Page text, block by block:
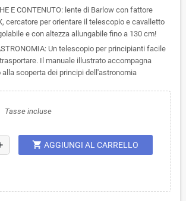
E CONTENUTO: lente di Barlow con fattore
cercatore per orientare il telescopio e cavalletto
e con altezza allungabile fino a 130 cm!
Un telescopio per principianti facile
Il manuale illustrato accompagna
alla scoperta dei principi dell'astronomia
Tasse incluse
shopping_cart AGGIUNGI AL CARRELLO